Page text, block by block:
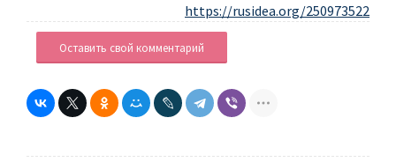
https://rusidea.org/250973522
Оставить свой комментарий